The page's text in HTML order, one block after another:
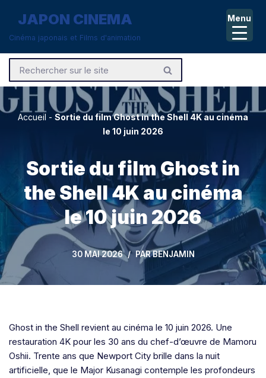
Aller
contenu
JAPON CINEMA
Cinéma japonais et Films d'animation
Accueil - Sortie du film Ghost in the Shell 4K au cinéma
le 10 juin 2026
Sortie du film Ghost in
the Shell 4K au cinéma
le 10 juin 2026
30 MAI 2026 PARBENJAMIN
Ghost in the Shell revient au cinéma le 10 juin 2026. Une
restauration 4K pour les 30 ans du chef-d’œuvre de Mamoru
Oshii. Trente ans que Newport City brille dans la nuit
artificielle, que le Major Kusanagi contemple les profondeurs
Menu